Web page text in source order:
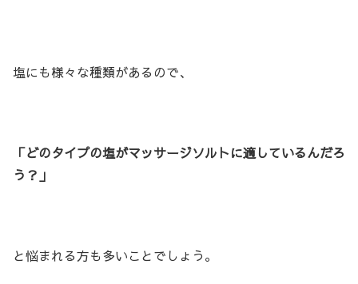
塩にも様々な種類があるので、
「どのタイプの塩がマッサージソルトに適しているんだろ
う？」
と悩まれる方も多いことでしょう。